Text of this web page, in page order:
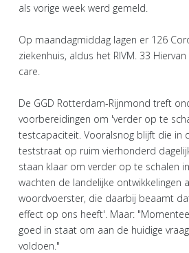
als vorige week werd gemeld.
Op maandagmiddag lagen er 126
ziekenhuis, aldus het RIVM. 33
care.
De GGD Rotterdam-Rijnmond treft
voorbereidingen om 'verder op te
testcapaciteit. Vooralsnog blijft die in
teststraat op ruim vierhonderd
staan klaar om verder op te schalen
wachten de landelijke ontwikkelingen
woordvoerster, die daarbij beaamt
effect op ons heeft'. Maar:
goed in staat om aan de huidige
voldoen."